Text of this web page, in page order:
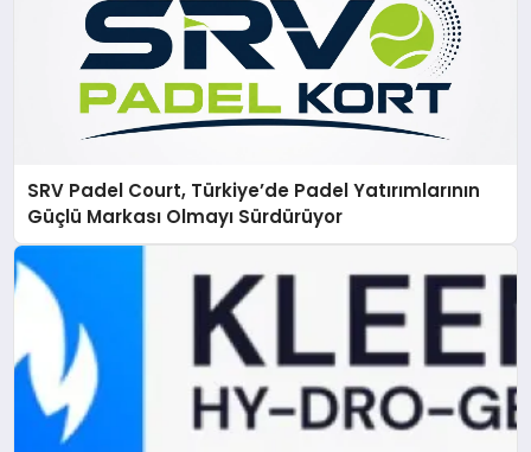
SRV Padel Court, Türkiye’de Padel Yatırımlarının
Güçlü Markası Olmayı Sürdürüyor